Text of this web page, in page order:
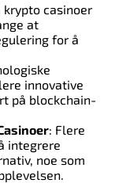
casinoer
at
for å
innovative
på blockchain-
: Flere
integrere
noe som